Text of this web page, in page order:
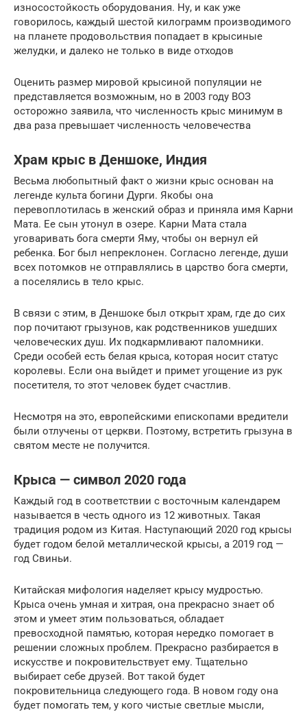
износостойкость оборудования. Ну, и как уже
говорилось, каждый шестой килограмм производимого
на планете продовольствия попадает в крысиные
желудки, и далеко не только в виде отходов
Оценить размер мировой крысиной популяции не
представляется возможным, но в 2003 году ВОЗ
осторожно заявила, что численность крыс минимум в
два раза превышает численность человечества
Храм крыс в Деншоке, Индия
Весьма любопытный факт о жизни крыс основан на
легенде культа богини Дурги. Якобы она
перевоплотилась в женский образ и приняла имя Карни
Мата. Ее сын утонул в озере. Карни Мата стала
уговаривать бога смерти Яму, чтобы он вернул ей
ребенка. Бог был непреклонен. Согласно легенде, души
всех потомков не отправлялись в царство бога смерти,
а поселялись в тело крыс.
В связи с этим, в Деншоке был открыт храм, где до сих
пор почитают грызунов, как родственников ушедших
человеческих душ. Их подкармливают паломники.
Среди особей есть белая крыса, которая носит статус
королевы. Если она выйдет и примет угощение из рук
посетителя, то этот человек будет счастлив.
Несмотря на это, европейскими епископами вредители
были отлучены от церкви. Поэтому, встретить грызуна в
святом месте не получится.
Крыса — символ 2020 года
Каждый год в соответствии с восточным календарем
называется в честь одного из 12 животных. Такая
традиция родом из Китая. Наступающий 2020 год крысы
будет годом белой металлической крысы, а 2019 год —
год Свиньи.
Китайская мифология наделяет крысу мудростью.
Крыса очень умная и хитрая, она прекрасно знает об
этом и умеет этим пользоваться, обладает
превосходной памятью, которая нередко помогает в
решении сложных проблем. Прекрасно разбирается в
искусстве и покровительствует ему. Тщательно
выбирает себе друзей. Вот такой будет
покровительница следующего года. В новом году она
будет помогать тем, у кого чистые светлые мысли,